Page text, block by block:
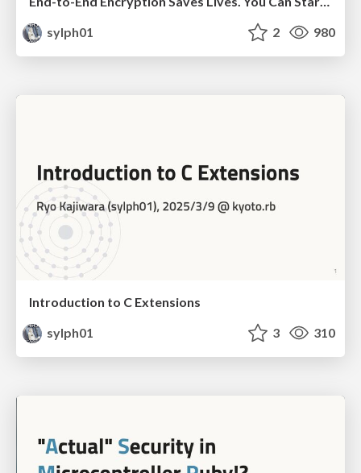
sylph01
2 980
Introduction to C Extensions
sylph01
3 310